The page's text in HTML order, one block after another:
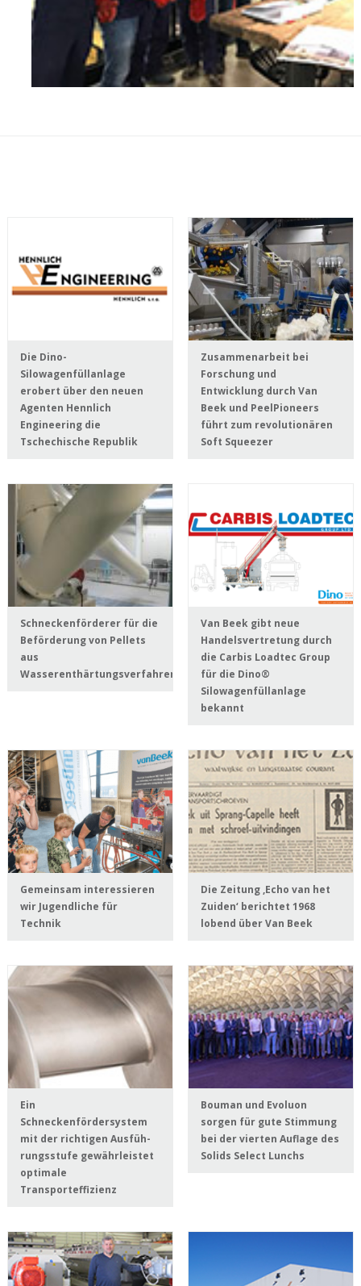
Die Dino-
Silowagenfüllanlage
erobert über den neuen
Agenten Hennlich
Engineering die
Tschechische Republik
Zusammenarbeit bei
Forschung und
Entwicklung durch Van
Beek und PeelPioneers
führt zum revolutionären
Soft Squeezer
Schneckenförderer für die
Beförderung von Pellets
aus
Wasserenthärtungsverfahren
Van Beek gibt neue
Handelsvertretung durch
die Carbis Loadtec Group
für die Dino®
Silowagenfüllanlage
bekannt
Gemeinsam interessieren
wir Jugendliche für
Technik
Die Zeitung ‚Echo van het
Zuiden‘ berichtet 1968
lobend über Van Beek
Ein
Schneckenfördersystem
mit der richtigen Ausfüh-
rungsstufe gewährleistet
optimale
Transporteffizienz
Bouman und Evoluon
sorgen für gute Stimmung
bei der vierten Auflage des
Solids Select Lunchs